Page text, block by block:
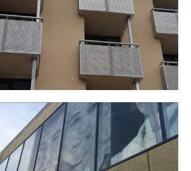
VAN NISPENSTRAAT IN NIJMEGEN